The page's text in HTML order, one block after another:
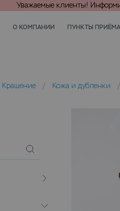
Уважаемые клиенты!
О КОМПАНИИ ПУНКТЫ ПРИЁМА
Крашение / Кожа и дубленки